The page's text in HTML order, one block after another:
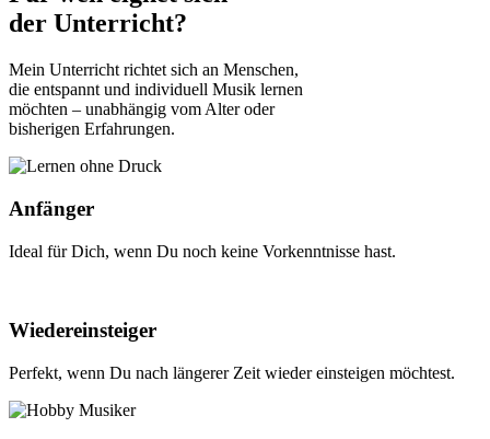
der Unterricht?
Mein Unterricht richtet sich an Menschen,
die entspannt und individuell Musik lernen
möchten – unabhängig vom Alter oder
bisherigen Erfahrungen.
Anfänger
Ideal für Dich, wenn Du noch keine Vorkenntnisse hast.
Wieder­einsteiger
Perfekt, wenn Du nach längerer Zeit wieder einsteigen möchtest.